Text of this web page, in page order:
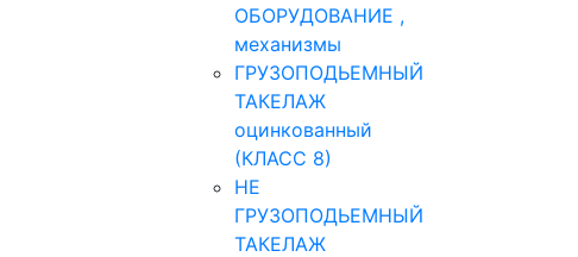
ОБОРУДОВАНИЕ ,
механизмы
ГРУЗОПОДЬЕМНЫЙ
ТАКЕЛАЖ
оцинкованный
(КЛАСС 8)
НЕ
ГРУЗОПОДЬЕМНЫЙ
ТАКЕЛАЖ